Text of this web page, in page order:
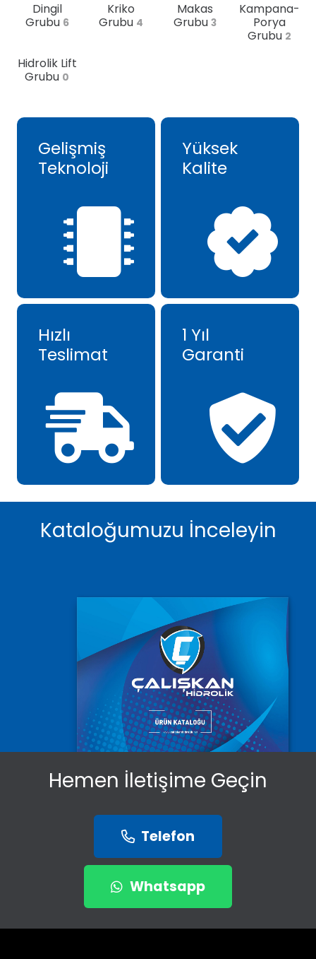
Dingil
Grubu 6
Kriko
Grubu 4
Makas
Grubu 3
Kampana-
Porya
Grubu 2
Hidrolik Lift
Grubu 0
Gelişmiş
Teknoloji
Yüksek
Kalite
Hızlı
Teslimat
1 Yıl
Garanti
Kataloğumuzu İnceleyin
Hemen İletişime Geçin
Telefon
Whatsapp